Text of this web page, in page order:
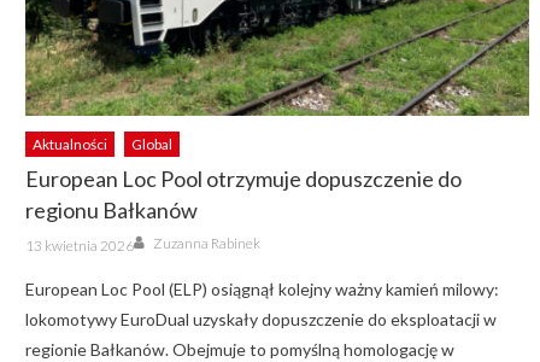
Aktualności Global
European Loc Pool otrzymuje dopuszczenie do
regionu Bałkanów
Posted
on
13 kwietnia 2026 Author
Zuzanna Rabinek
European Loc Pool (ELP) osiągnął kolejny ważny kamień milowy:
lokomotywy EuroDual uzyskały dopuszczenie do eksploatacji w
regionie Bałkanów. Obejmuje to pomyślną homologację w